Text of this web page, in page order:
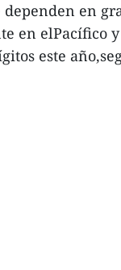
dependen en
en elPacífico
este